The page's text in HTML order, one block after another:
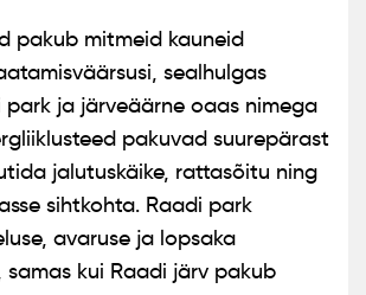
pakub mitmeid kauneid
sealhulgas
park ja järveäärne oaas nimega
pakuvad suurepärast
jalutuskäike, rattasõitu ning
sihtkohta. Raadi park
avaruse ja lopsaka
kui Raadi järv pakub